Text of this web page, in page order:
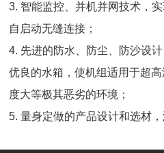
3. 智能监控、并机并网技术，
自启动无缝连接；
4. 先进的防水、防尘、防沙设
优良的水箱，使机组适用于超
度大等极其恶劣的环境；
5. 量身定做的产品设计和选材